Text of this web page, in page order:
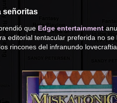
señoritas
que Edge entertainment
editorial tentacular preferida no
rincones del infranundo